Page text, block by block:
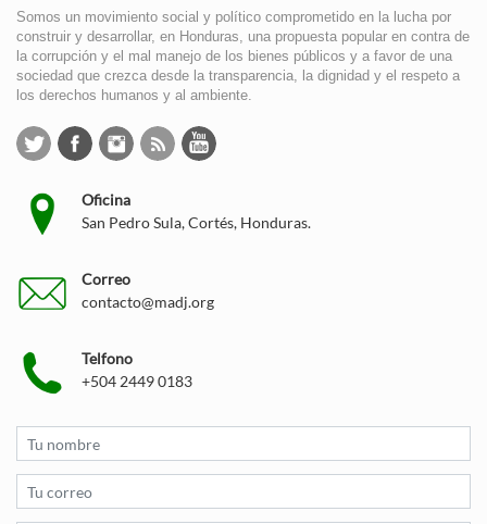
Somos un movimiento social y político comprometido en la lucha por
construir y desarrollar, en Honduras, una propuesta popular en contra de
la corrupción y el mal manejo de los bienes públicos y a favor de una
sociedad que crezca desde la transparencia, la dignidad y el respeto a
los derechos humanos y al ambiente.
Oficina
San Pedro Sula, Cortés, Honduras.
Correo
contacto@madj.org
Telfono
+504 2449 0183